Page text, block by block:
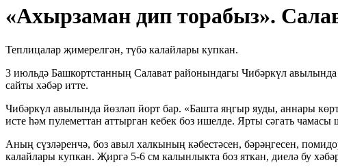
«Ахырзаман дип торабыз».
Теплицалар җимерелгән, түбә калайлары купкан.
3 июльдә Башкортстанның Салават районындагы Чибәркүл авылында
сайты хәбәр итте.
Чибәркүл авылында йөзләп йорт бар. «Башта яңгыр яуды, аннары
исте һәм пулеметтан аттырган кебек боз ишелде. Ярты сәгать
Аның сүзләренчә, боз авыл халкының кәбестәсен, бәрәңгесен,
калайлары купкан. Җиргә 5-6 см калынлыкта боз яткан, диелә бу